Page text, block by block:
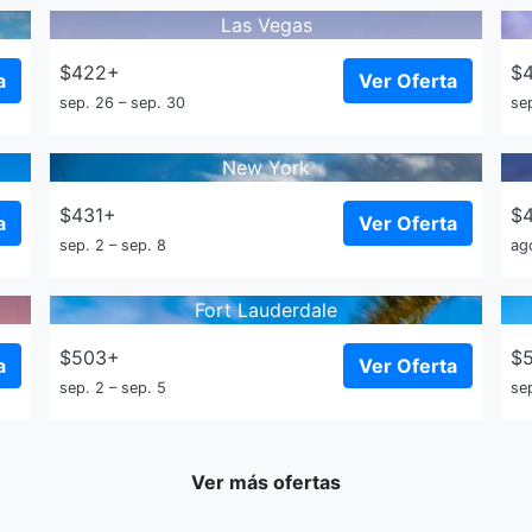
Las Vegas
$422+
sep. 26 – sep. 30
Ver Oferta
New York
$431+
sep. 2 – sep. 8
Ver Oferta
Fort Lauderdale
$503+
sep. 2 – sep. 5
Ver Oferta
Ver más ofertas